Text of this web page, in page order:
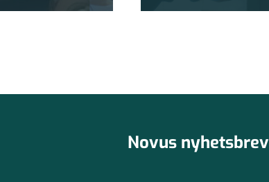
Novus nyhetsbrev